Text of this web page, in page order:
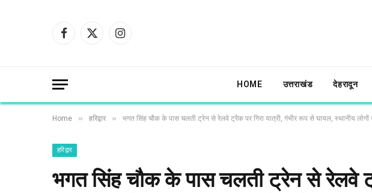
Facebook
X
Instagram
HOME उत्तराखंड देहरादून
Home » हरिद्वार » भगत सिंह चौक के पास चलती ट्रेन से रेलवे ट्रैक पर गिरा यात्री, गंभीर रूप से घायल, स्थानीय लोगों
हरिद्वार
भगत सिंह चौक के पास चलती ट्रेन से रेलवे